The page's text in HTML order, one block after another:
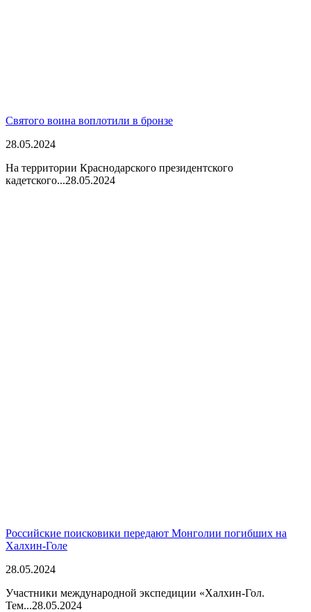
Святого воина воплотили в бронзе
28.05.2024
На территории Краснодарского президентского
кадетского...28.05.2024
Российские поисковики передают Монголии погибших на
Халхин-Голе
28.05.2024
Участники международной экспедиции «Халхин-Гол.
Тем...28.05.2024